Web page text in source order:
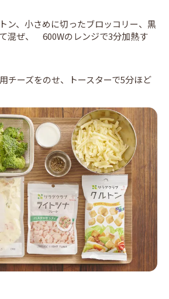
ン、小さめに切ったブロッコリー、黒
混ぜ、 600Wのレンジで3分加熱す
チーズをのせ、トースターで5分ほど